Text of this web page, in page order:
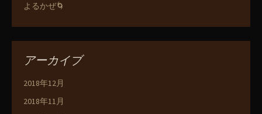
よるかぜ🌀
アーカイブ
2018年12月
2018年11月